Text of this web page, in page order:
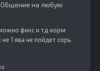
Общение на любую
фикс и тд норм
1 ява не пойдет сорь